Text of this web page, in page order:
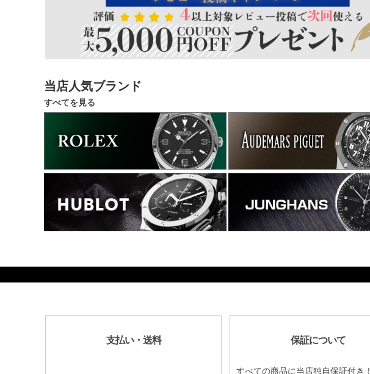
当店人気ブランド
すべてを見る
支払い・送料 保証について
すべての商品に当店独自保証付き！